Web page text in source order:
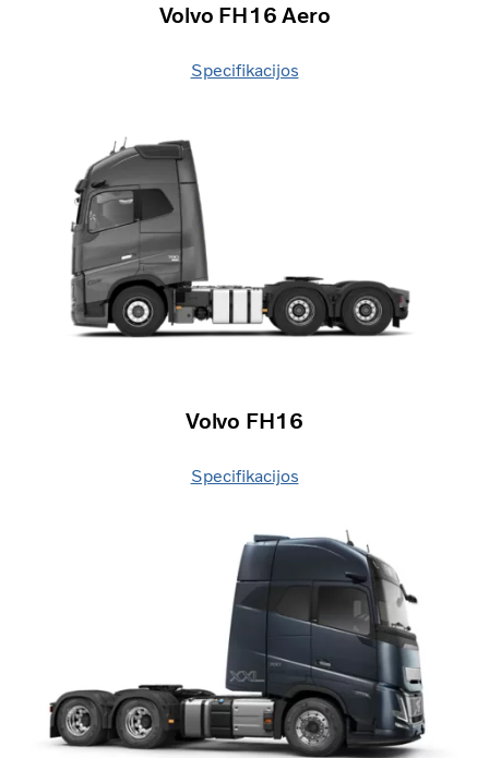
Volvo FH16 Aero
Specifikacijos
Volvo FH16
Specifikacijos